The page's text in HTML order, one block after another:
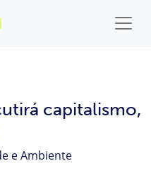
capitalismo,
e Ambiente